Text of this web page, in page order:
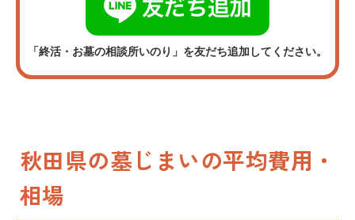
「終活・お墓の相談所いのり」を友だち追加してください。
秋田県の墓じまいの平均費用・
相場